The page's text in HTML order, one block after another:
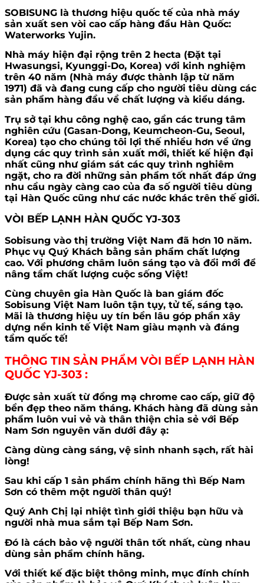
SOBISUNG là thương hiệu quốc tế của nhà máy
sản xuất sen vòi cao cấp hàng đầu Hàn Quốc:
Waterworks Yujin.
Nhà máy hiện đại rộng trên 2 hecta (Đặt tại
Hwasungsi, Kyunggi-Do, Korea) với kinh nghiệm
trên 40 năm (Nhà máy được thành lập từ năm
1971) đã và đang cung cấp cho người tiêu dùng các
sản phẩm hàng đầu về chất lượng và kiểu dáng.
Trụ sở tại khu công nghệ cao, gần các trung tâm
nghiên cứu (Gasan-Dong, Keumcheon-Gu, Seoul,
Korea) tạo cho chúng tôi lợi thế nhiều hơn về ứng
dụng các quy trình sản xuất mới, thiết kế hiện đại
nhất cũng như giám sát các quy trình nghiêm
ngặt, cho ra đời những sản phẩm tốt nhất đáp ứng
nhu cầu ngày càng cao của đa số người tiêu dùng
tại Hàn Quốc cũng như các nước khác trên thế giới.
VÒI BẾP LẠNH HÀN QUỐC YJ-303
Sobisung vào thị trường Việt Nam đã hơn 10 năm.
Phục vụ Quý Khách bằng sản phẩm chất lượng
cao. Với phương châm luôn sáng tạo và đổi mới để
nâng tầm chất lượng cuộc sống Việt!
Cùng chuyên gia Hàn Quốc là ban giám đốc
Sobisung Việt Nam luôn tận tụy, tử tế, sáng tạo.
Mãi là thương hiệu uy tín bền lâu góp phần xây
dựng nền kinh tế Việt Nam giàu mạnh và đáng
tầm quốc tế!
THÔNG TIN SẢN PHẨM VÒI BẾP LẠNH HÀN
QUỐC YJ-303 :
Được sản xuất từ đồng mạ chrome cao cấp, giữ độ
bền đẹp theo năm tháng. Khách hàng đã dùng sản
phẩm luôn vui vẻ và thân thiện chia sẻ với Bếp
Nam Sơn nguyên văn dưới đây ạ:
Càng dùng càng sáng, vệ sinh nhanh sạch, rất hài
lòng!
Sau khi cấp 1 sản phẩm chính hãng thì Bếp Nam
Sơn có thêm một người thân quý!
Quý Anh Chị lại nhiệt tình giới thiệu bạn hữu và
người nhà mua sắm tại Bếp Nam Sơn.
Đó là cách bảo vệ người thân tốt nhất, cùng nhau
dùng sản phẩm chính hãng.
Với thiết kế đặc biệt thông minh, mục đính chính